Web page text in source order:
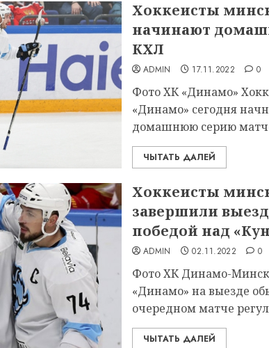
Хоккеисты
начинают
КХЛ
ADMIN 17.11.2022 0
Фото ХК «Динамо»
«Динамо» сегодня
домашнюю серию
ЧЫТАТЬ ДАЛЕЙ
Хоккеисты
завершили
победой над
ADMIN 02.11.2022 0
Фото ХК Динамо-
«Динамо» на выезде
очередном матче
ЧЫТАТЬ ДАЛЕЙ